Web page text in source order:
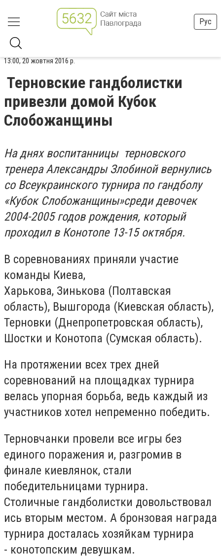
Рус
13:00, 20 жовтня 2016 р.
Терновские гандболистки
привезли домой Кубок
Слобожанщины
На днях воспитанницы терновского
тренера Александры Злобиной вернулись
со Всеукраинского турнира по гандболу
«Кубок Слобожанщины»среди девочек
2004-2005 годов рождения, который
проходил в Конотопе 13-15 октября.
В соревнованиях приняли участие
команды Киева,
Харькова, Зинькова (Полтавская
область), Вышгорода (Киевская область),
Терновки (Днепропетровская область),
Шостки и Конотопа (Сумская область).
На протяжении всех трех дней
соревнований на площадках турнира
велась упорная борьба, ведь каждый из
участников хотел непременно победить.
Терновчанки провели все игры без
единого поражения и, разгромив в
финале киевлянок, стали
победительницами турнира.
Столичные гандболистки довольствовал
ись вторым местом. А бронзовая награда
турнира досталась хозяйкам турнира
- конотопским девушкам.